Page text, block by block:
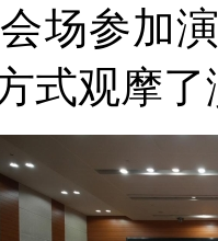
场参加
式观摩